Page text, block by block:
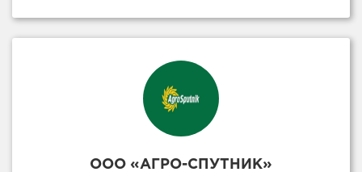
ООО «АГРО-СПУТНИК»